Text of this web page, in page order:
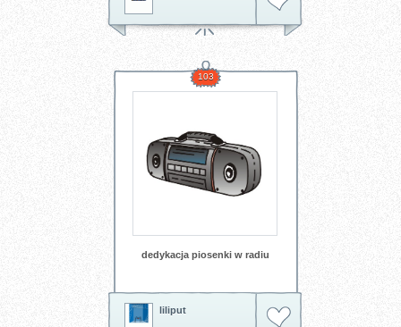
103
dedykacja piosenki w radiu
liliput